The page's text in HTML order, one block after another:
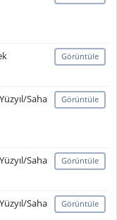
Görüntüle
Saha Görüntüle
Saha Görüntüle
Saha Görüntüle